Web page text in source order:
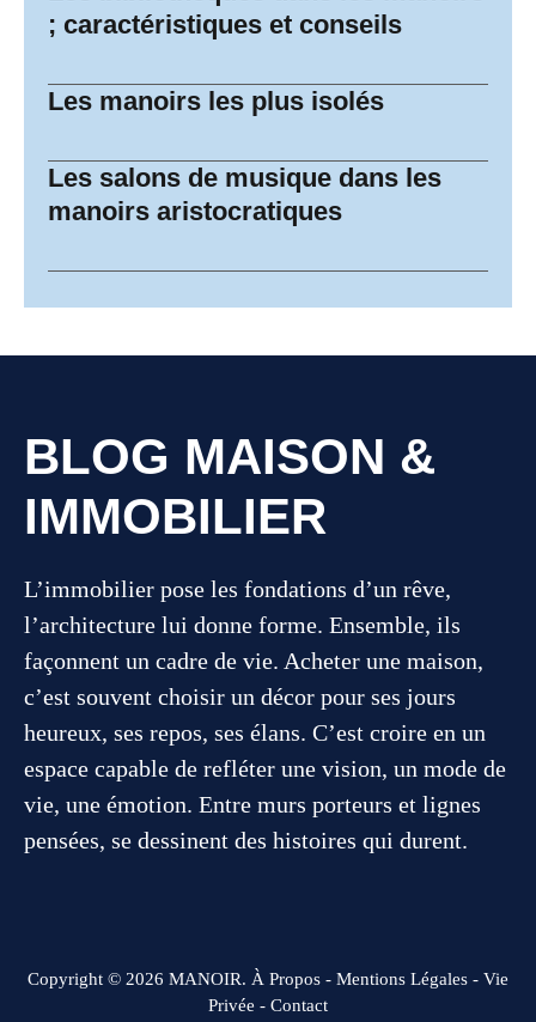
; caractéristiques et conseils
Les manoirs les plus isolés
Les salons de musique dans les
manoirs aristocratiques
BLOG MAISON &
IMMOBILIER
L’immobilier pose les fondations d’un rêve,
l’architecture lui donne forme. Ensemble, ils
façonnent un cadre de vie. Acheter une maison,
c’est souvent choisir un décor pour ses jours
heureux, ses repos, ses élans. C’est croire en un
espace capable de refléter une vision, un mode de
vie, une émotion. Entre murs porteurs et lignes
pensées, se dessinent des histoires qui durent.
Copyright © 2026 MANOIR. À Propos - Mentions Légales - Vie
Privée - Contact